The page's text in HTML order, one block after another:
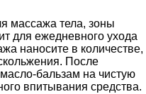
массажа тела, зоны
для ежедневного ухода
наносите в количестве,
После
бальзам на чистую
впитывания средства.